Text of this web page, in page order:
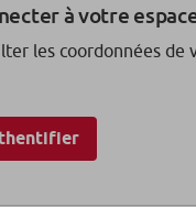
à votre
les coordonnées de